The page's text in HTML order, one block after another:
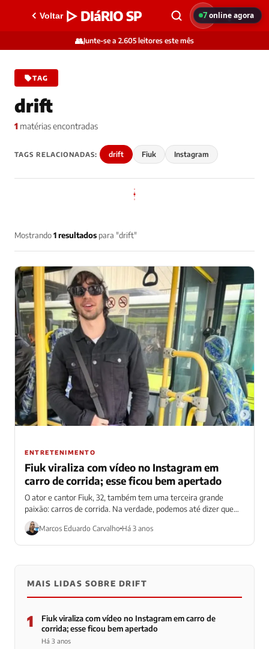
Voltar ▷ DIáRIO SP
👥Junte-se a 2.605 leitores este mês
TAG
drift
1 matérias encontradas
TAGS RELACIONADAS: drift Fiuk Instagram
Mostrando1 resultados para "drift"
ENTRETENIMENTO
Fiuk viraliza com vídeo no Instagram em
carro de corrida; esse ficou bem apertado
O ator e cantor Fiuk, 32, também tem uma terceira grande
paixão: carros de corrida. Na verdade, podemos até dizer que
o...
Marcos Eduardo Carvalho Há 3 anos
MAIS LIDAS SOBRE DRIFT
1
Fiuk viraliza com vídeo no Instagram em carro de
corrida; esse ficou bem apertado
Há 3 anos
7online agora